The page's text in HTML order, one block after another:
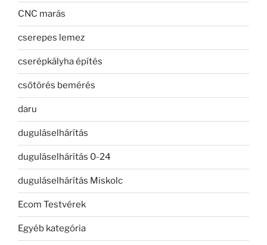
CNC marás
cserepes lemez
cserépkályha építés
csőtörés bemérés
daru
duguláselhárítás
duguláselhárítás 0-24
duguláselhárítás Miskolc
Ecom Testvérek
Egyéb kategória